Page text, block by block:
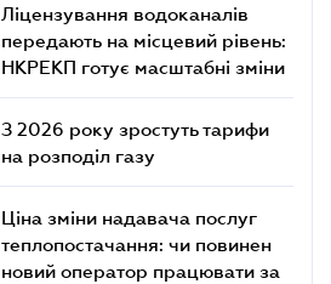
Ліцензування водоканалів
передають на місцевий рівень:
НКРЕКП готує масштабні зміни
З 2026 року зростуть тарифи
на розподіл газу
Ціна зміни надавача послуг
теплопостачання: чи повинен
новий оператор працювати за